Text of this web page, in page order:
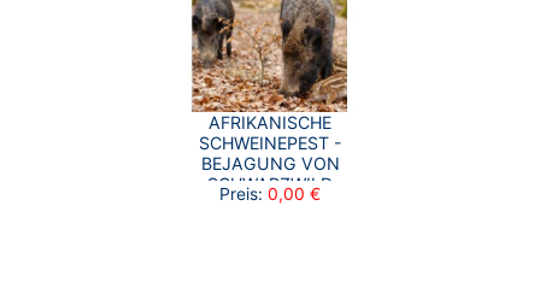
AFRIKANISCHE
SCHWEINEPEST -
BEJAGUNG VON
SCHWARZWILD
Preis: 0,00 €